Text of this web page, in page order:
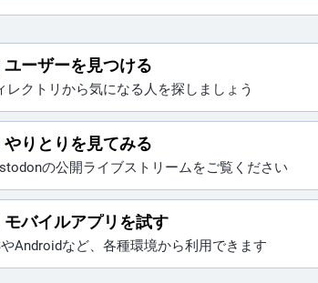
ユーザーを見つける
レクトリから気になる人を探しましょう
やりとりを見てみる
の公開ライブストリームをご覧ください
モバイルアプリを試す
やAndroidなど、各種環境から利用できます